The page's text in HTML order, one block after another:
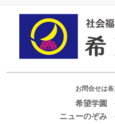
お問合せは
希望学園
ニューのぞみ